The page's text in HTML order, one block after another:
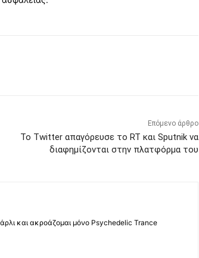
Επόμενο άρθρο
Το Twitter απαγόρευσε το RT και Sputnik να
διαφημίζονται στην πλατφόρμα του
και ακροάζομαι μόνο Psychedelic Trance